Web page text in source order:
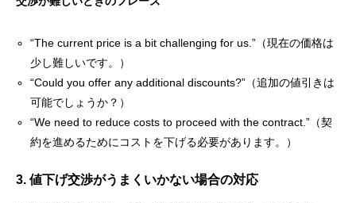
“The current price is a bit challenging for us.”（現在の価格は
少し難しいです。）
“Could you offer any additional discounts?”（追加の値引きは
可能でしょうか？）
“We need to reduce costs to proceed with the contract.”（契
約を進めるためにコストを下げる必要があります。）
3. 値下げ交渉がうまくいかない場合の対応